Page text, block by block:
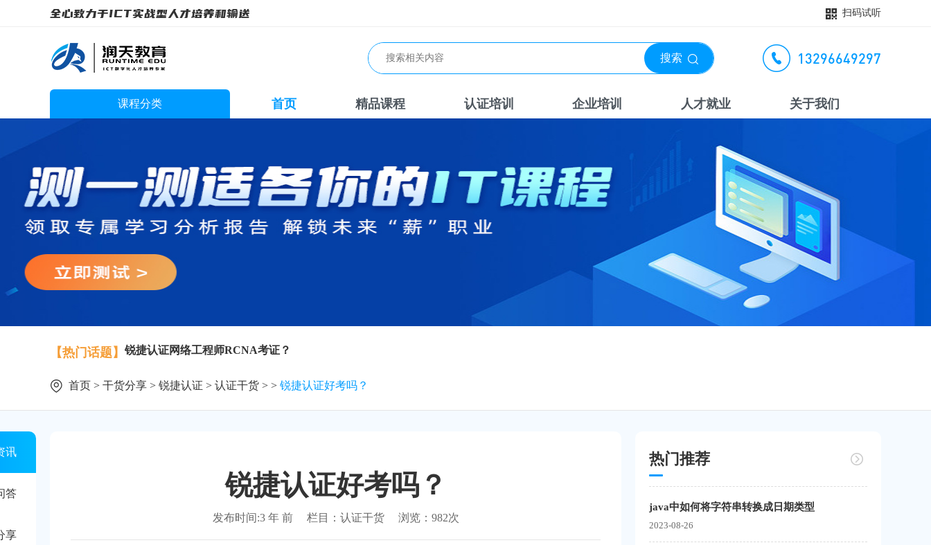
全心致力于ICT实战型人才培养和输送 扫码试听
搜索 13296649297
课程分类 首页 精品课程 认证培训 企业培训 人才就业 关于我们
【热门话题】 锐捷认证网络工程师RCNA考证？
首页 > 干货分享 > 锐捷认证 > 认证干货 > > 锐捷认证好考吗？
讯
答
享
锐捷认证好考吗？
发布时间:3 年 前 栏目： 认证干货 浏览： 982次
热门推荐
java中如何将字符串转换成日期类型
2023-08-26